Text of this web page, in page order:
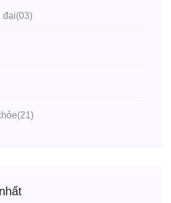
đại(03)
(21)